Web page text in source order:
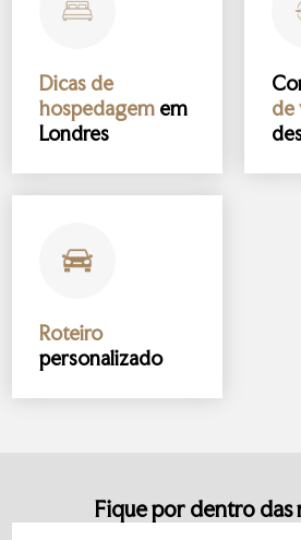
Dicas de
hospedagem em
Londres
de
Roteiro
personalizado
Fique por dentro das